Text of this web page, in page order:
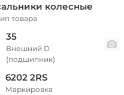
колесные
товара
35
Внешний D
(подшипник)
6202 2RS
Маркировка